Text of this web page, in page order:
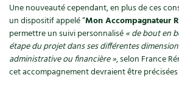
Décoration et petit bricolage
Santé et bien-être
Une nouveauté cependant, en plus de ces
un dispositif appelé “Mon Accompagnateur
permettre un suivi personnalisé« de bout en
étape du projet dans ses différentes
administrative ou financière », selon France
cet accompagnement devraient être